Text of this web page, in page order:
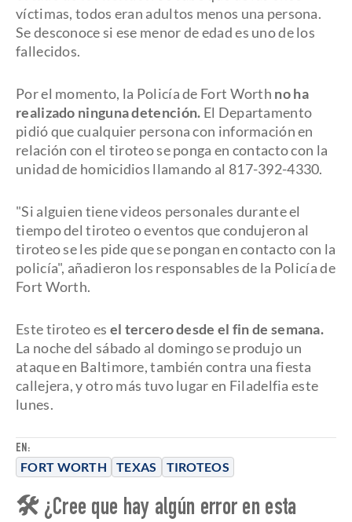
EN:
FORT WORTH TEXAS TIROTEOS
víctimas, todos eran adultos menos una persona.
Se desconoce si ese menor de edad es uno de los
fallecidos.
Por el momento, la Policía de Fort Worth no ha
realizado ninguna detención. El Departamento
pidió que cualquier persona con información en
relación con el tiroteo se ponga en contacto con la
unidad de homicidios llamando al 817-392-4330.
"Si alguien tiene videos personales durante el
tiempo del tiroteo o eventos que condujeron al
tiroteo se les pide que se pongan en contacto con la
policía", añadieron los responsables de la Policía de
Fort Worth.
Este tiroteo es el tercero desde el fin de semana.
La noche del sábado al domingo se produjo un
ataque en Baltimore, también contra una fiesta
callejera, y otro más tuvo lugar en Filadelfia este
lunes.
🛠 ¿Cree que hay algún error en esta